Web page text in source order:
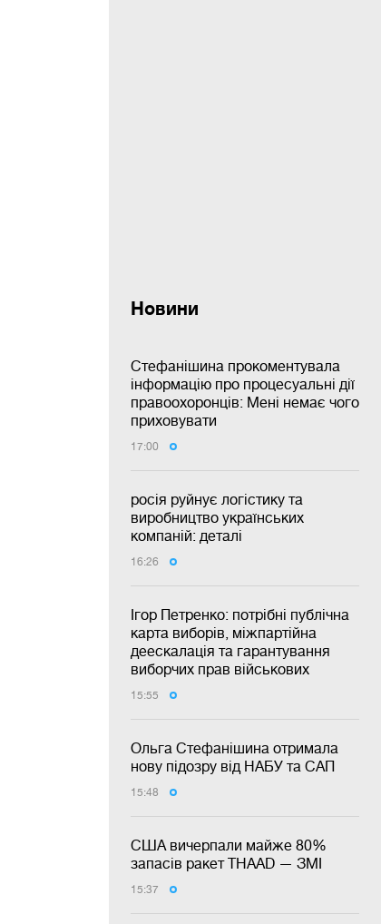
Новини
Стефанішина прокоментувала
інформацію про процесуальні дії
правоохоронців: Мені немає чого
приховувати
17:00
росія руйнує логістику та
виробництво українських
компаній: деталі
16:26
Ігор Петренко: потрібні публічна
карта виборів, міжпартійна
деескалація та гарантування
виборчих прав військових
15:55
Ольга Стефанішина отримала
нову підозру від НАБУ та САП
15:48
США вичерпали майже 80%
запасів ракет THAAD — ЗМІ
15:37